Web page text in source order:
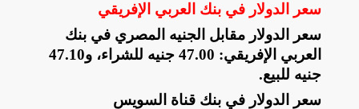
سعر الدولار في بنك العربي الإفريقي
سعر الدولار مقابل الجنيه المصري في بنك
العربي الإفريقي: 47.00 جنيه للشراء، و47.10
جنيه للبيع.
سعر الدولار في بنك قناة السويس